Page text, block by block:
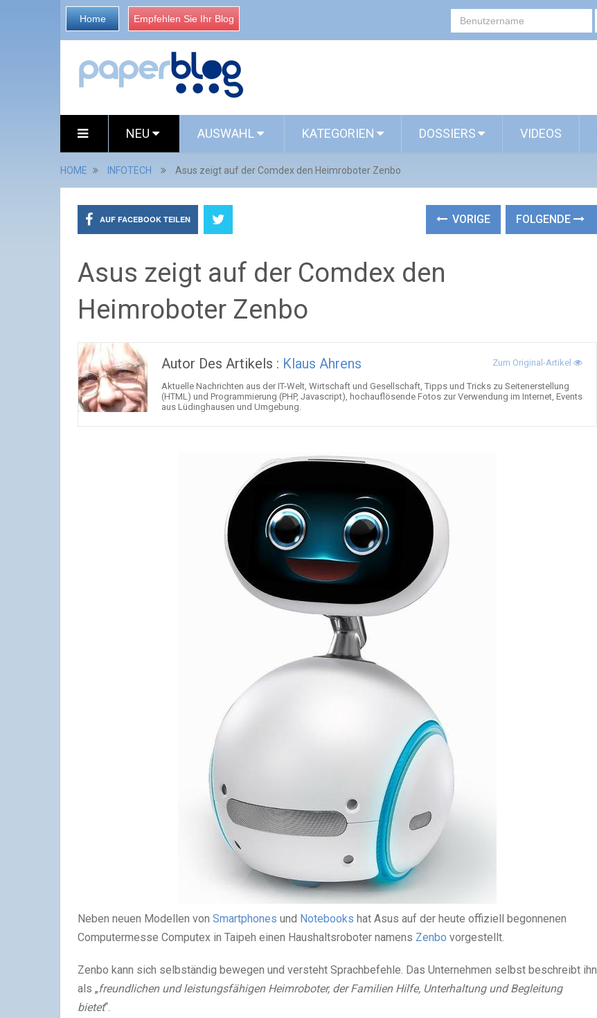
Home Empfehlen Sie Ihr Blog
NEU AUSWAHL KATEGORIEN DOSSIERS VIDEOS
HOME INFOTECH Asus zeigt auf der Comdex den Heimroboter Zenbo
AUF FACEBOOK TEILEN VORIGE FOLGENDE
Asus zeigt auf der Comdex den
Heimroboter Zenbo
Autor Des Artikels : Klaus Ahrens Zum Original-Artikel
Aktuelle Nachrichten aus der IT-Welt, Wirtschaft und Gesellschaft, Tipps und Tricks zu Seitenerstellung
(HTML) und Programmierung (PHP, Javascript), hochauflösende Fotos zur Verwendung im Internet, Events
aus Lüdinghausen und Umgebung.
Neben neuen Modellen von Smartphones und Notebooks hat Asus auf der heute offiziell begonnenen
Computermesse Computex in Taipeh einen Haushaltsroboter namens Zenbo vorgestellt.
Zenbo kann sich selbständig bewegen und versteht Sprachbefehle. Das Unternehmen selbst beschreibt ihn
als „freundlichen und leistungsfähigen Heimroboter, der Familien Hilfe, Unterhaltung und Begleitung
bietet“.